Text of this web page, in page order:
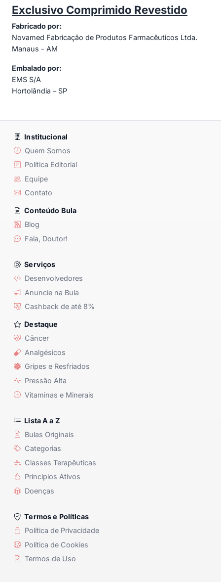
Exclusivo Comprimido Revestido
Fabricado por:
Novamed Fabricação de Produtos Farmacêuticos Ltda.
Manaus - AM
Embalado por:
EMS S/A
Hortolândia – SP
Institucional
Quem Somos
Política Editorial
Equipe
Contato
Conteúdo Bula
Blog
Fala, Doutor!
Serviços
Desenvolvedores
Anuncie na Bula
Cashback de até 8%
Destaque
Câncer
Analgésicos
Gripes e Resfriados
Pressão Alta
Vitaminas e Minerais
Lista A a Z
Bulas Originais
Categorias
Classes Terapêuticas
Princípios Ativos
Doenças
Termos e Políticas
Política de Privacidade
Política de Cookies
Termos de Uso